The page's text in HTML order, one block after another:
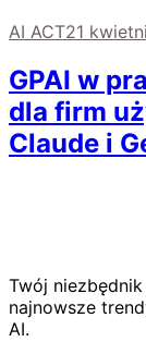
AI ACT21
GPAI w
dla firm
Claude i
Twój
najnowsze
AI.